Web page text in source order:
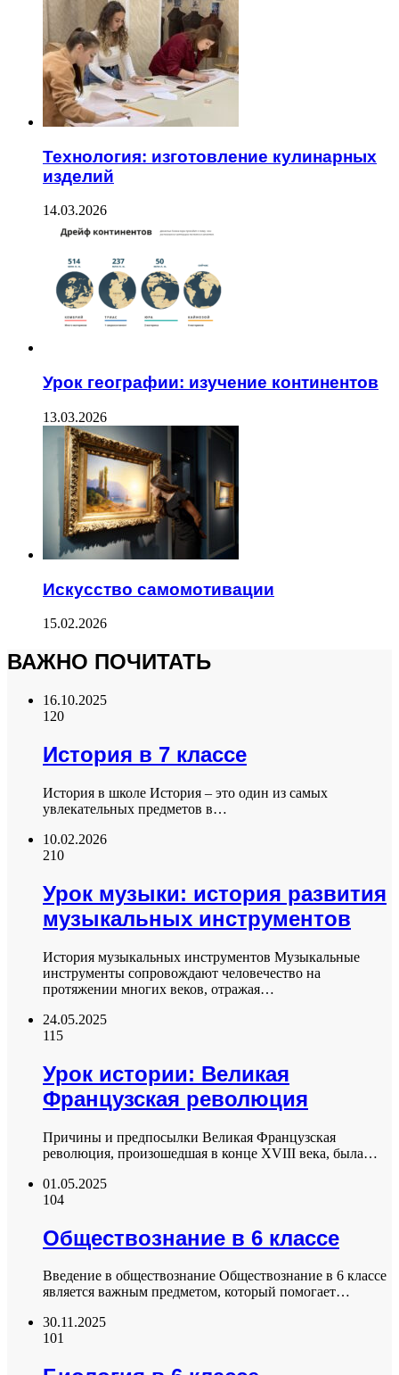
Технология: изготовление кулинарных
изделий
14.03.2026
Урок географии: изучение континентов
13.03.2026
Искусство самомотивации
15.02.2026
ВАЖНО ПОЧИТАТЬ
16.10.2025
120
История в 7 классе
История в школе История – это один из самых
увлекательных предметов в…
10.02.2026
210
Урок музыки: история развития
музыкальных инструментов
История музыкальных инструментов Музыкальные
инструменты сопровождают человечество на
протяжении многих веков, отражая…
24.05.2025
115
Урок истории: Великая
Французская революция
Причины и предпосылки Великая Французская
революция, произошедшая в конце XVIII века, была…
01.05.2025
104
Обществознание в 6 классе
Введение в обществознание Обществознание в 6 классе
является важным предметом, который помогает…
30.11.2025
101